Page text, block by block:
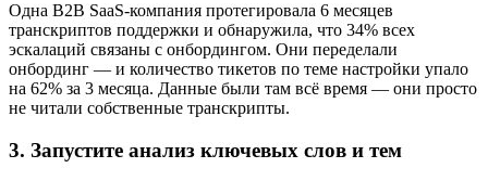
Одна B2B SaaS-компания протегировала 6 месяцев
транскриптов поддержки и обнаружила, что 34% всех
эскалаций связаны с онбордингом. Они переделали
онбординг — и количество тикетов по теме настройки упало
на 62% за 3 месяца. Данные были там всё время — они просто
не читали собственные транскрипты.
3. Запустите анализ ключевых слов и тем